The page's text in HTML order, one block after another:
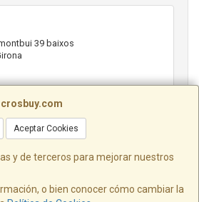
Aceptar Cookies
y de terceros para mejorar nuestros
o bien conocer cómo cambiar la
39 baixos
a 20:00